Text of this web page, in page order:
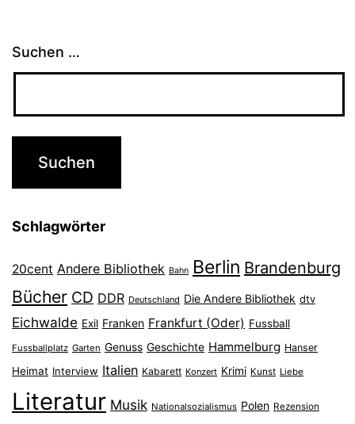
Suchen …
Schlagwörter
20cent Andere Bibliothek Bahn Berlin Brandenburg
Bücher CD DDR Deutschland Die Andere Bibliothek dtv
Eichwalde Exil Franken Frankfurt (Oder) Fussball
Fussballplatz Garten Genuss Geschichte Hammelburg Hanser
Heimat Interview Italien Kabarett Konzert Krimi Kunst Liebe
Literatur Musik Nationalsozialismus Polen Rezension